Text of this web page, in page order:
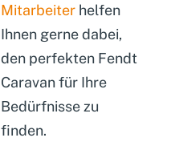
Mitarbeiter helfen
Ihnen gerne dabei,
den perfekten Fendt
Caravan für Ihre
Bedürfnisse zu
finden.